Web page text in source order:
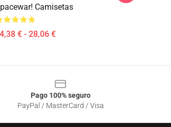
Camisetas
€ - 28,06 €
Pago 100% seguro
PayPal / MasterCard / Visa